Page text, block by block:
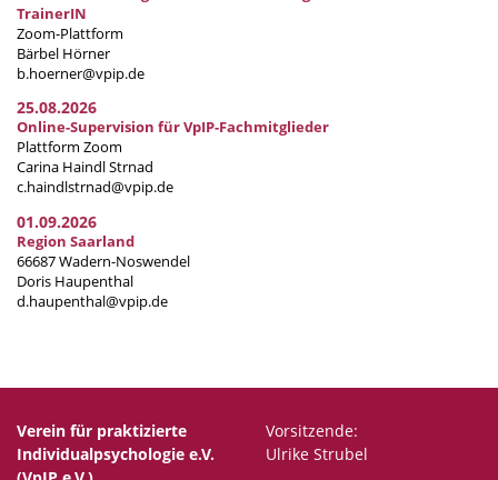
TrainerIN
Zoom-Plattform
Bärbel Hörner
b.hoerner@vpip.de
25.08.2026
Online-Supervision für VpIP-Fachmitglieder
Plattform Zoom
Carina Haindl Strnad
c.haindlstrnad@vpip.de
01.09.2026
Region Saarland
66687 Wadern-Noswendel
Doris Haupenthal
d.haupenthal@vpip.de
Verein für praktizierte
Individualpsychologie e.V.
Vorsitzende:
Ulrike Strubel